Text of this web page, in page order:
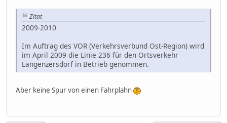
Zitat
2009-2010
Im Auftrag des VOR (Verkehrsverbund Ost-Region) wird
im April 2009 die Linie 236 für den Ortsverkehr
Langenzersdorf in Betrieb genommen.
Aber keine Spur von einen Fahrplahn